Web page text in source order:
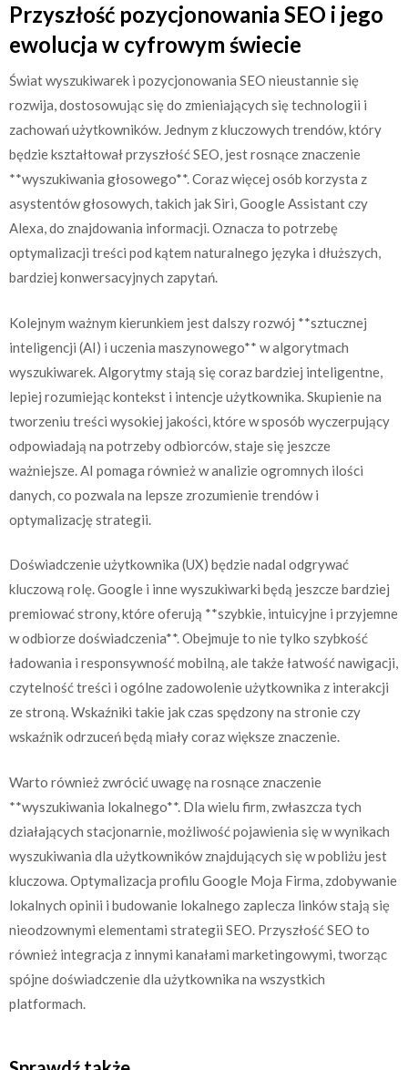
Przyszłość pozycjonowania SEO i jego
ewolucja w cyfrowym świecie
Świat wyszukiwarek i pozycjonowania SEO nieustannie się
rozwija, dostosowując się do zmieniających się technologii i
zachowań użytkowników. Jednym z kluczowych trendów, który
będzie kształtował przyszłość SEO, jest rosnące znaczenie
**wyszukiwania głosowego**. Coraz więcej osób korzysta z
asystentów głosowych, takich jak Siri, Google Assistant czy
Alexa, do znajdowania informacji. Oznacza to potrzebę
optymalizacji treści pod kątem naturalnego języka i dłuższych,
bardziej konwersacyjnych zapytań.
Kolejnym ważnym kierunkiem jest dalszy rozwój **sztucznej
inteligencji (AI) i uczenia maszynowego** w algorytmach
wyszukiwarek. Algorytmy stają się coraz bardziej inteligentne,
lepiej rozumiejąc kontekst i intencje użytkownika. Skupienie na
tworzeniu treści wysokiej jakości, które w sposób wyczerpujący
odpowiadają na potrzeby odbiorców, staje się jeszcze
ważniejsze. AI pomaga również w analizie ogromnych ilości
danych, co pozwala na lepsze zrozumienie trendów i
optymalizację strategii.
Doświadczenie użytkownika (UX) będzie nadal odgrywać
kluczową rolę. Google i inne wyszukiwarki będą jeszcze bardziej
premiować strony, które oferują **szybkie, intuicyjne i przyjemne
w odbiorze doświadczenia**. Obejmuje to nie tylko szybkość
ładowania i responsywność mobilną, ale także łatwość nawigacji,
czytelność treści i ogólne zadowolenie użytkownika z interakcji
ze stroną. Wskaźniki takie jak czas spędzony na stronie czy
wskaźnik odrzuceń będą miały coraz większe znaczenie.
Warto również zwrócić uwagę na rosnące znaczenie
**wyszukiwania lokalnego**. Dla wielu firm, zwłaszcza tych
działających stacjonarnie, możliwość pojawienia się w wynikach
wyszukiwania dla użytkowników znajdujących się w pobliżu jest
kluczowa. Optymalizacja profilu Google Moja Firma, zdobywanie
lokalnych opinii i budowanie lokalnego zaplecza linków stają się
nieodzownymi elementami strategii SEO. Przyszłość SEO to
również integracja z innymi kanałami marketingowymi, tworząc
spójne doświadczenie dla użytkownika na wszystkich
platformach.